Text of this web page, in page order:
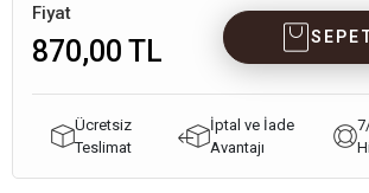
Fiyat
870,00 TL
Ücretsiz
Teslimat
İptal ve İade
Avantajı